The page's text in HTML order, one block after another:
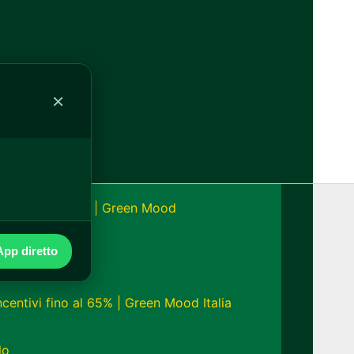
×
diretto
fino a 24h | Green Mood
fino al 65% | Green Mood Italia